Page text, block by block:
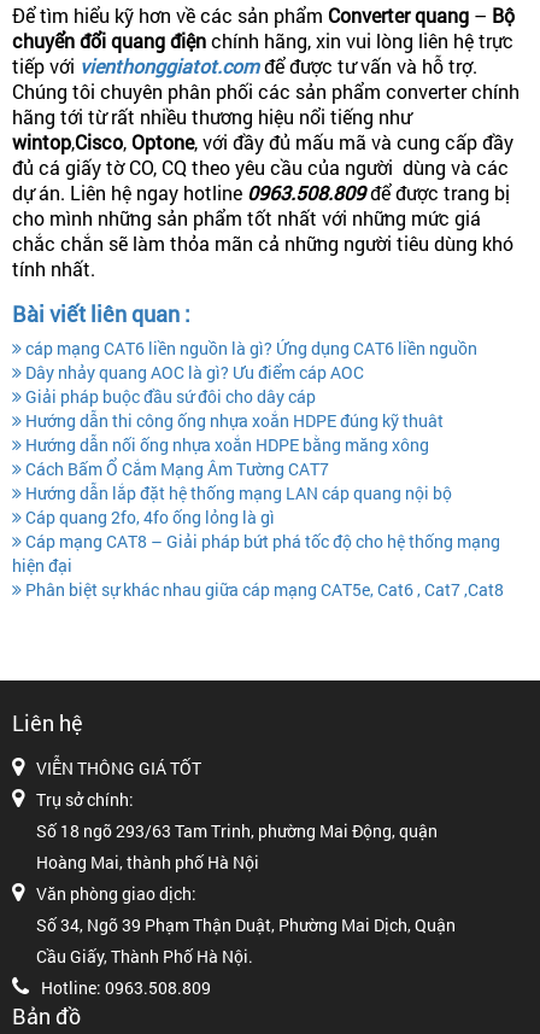
Để tìm hiểu kỹ hơn về các sản phẩm Converter quang – Bộ
chuyển đổi quang điệnchính hãng, xin vui lòng liên hệ trực
tiếp với vienthonggiatot.comđể được tư vấn và hỗ trợ.
Chúng tôi chuyên phân phối các sản phẩm converter chính
hãng tới từ rất nhiều thương hiệu nổi tiếng như
wintop,Cisco,Optone, với đầy đủ mấu mã và cung cấp đầy
đủ cá giấy tờ CO, CQ theo yêu cầu của người dùng và các
dự án. Liên hệ ngay hotline 0963.508.809để được trang bị
cho mình những sản phẩm tốt nhất với những mức giá
chắc chắn sẽ làm thỏa mãn cả những người tiêu dùng khó
tính nhất.
Bài viết liên quan :
cáp mạng CAT6 liền nguồn là gì? Ứng dụng CAT6 liền nguồn
Dây nhảy quang AOC là gì? Ưu điểm cáp AOC
Giải pháp buộc đầu sứ đôi cho dây cáp
Hướng dẫn thi công ống nhựa xoắn HDPE đúng kỹ thuât
Hướng dẫn nối ống nhựa xoắn HDPE bằng măng xông
Cách Bấm Ổ Cắm Mạng Âm Tường CAT7
Hướng dẫn lắp đặt hệ thống mạng LAN cáp quang nội bộ
Cáp quang 2fo, 4fo ống lỏng là gì
Cáp mạng CAT8 – Giải pháp bứt phá tốc độ cho hệ thống mạng
hiện đại
Phân biệt sự khác nhau giữa cáp mạng CAT5e, Cat6 , Cat7 ,Cat8
Liên hệ
VIỄN THÔNG GIÁ TỐT
Trụ sở chính:
Số 18 ngõ 293/63 Tam Trinh, phường Mai Động, quận
Hoàng Mai, thành phố Hà Nội
Văn phòng giao dịch:
Số 34, Ngõ 39 Phạm Thận Duật, Phường Mai Dịch, Quận
Cầu Giấy, Thành Phố Hà Nội.
Hotline: 0963.508.809
Bản đồ